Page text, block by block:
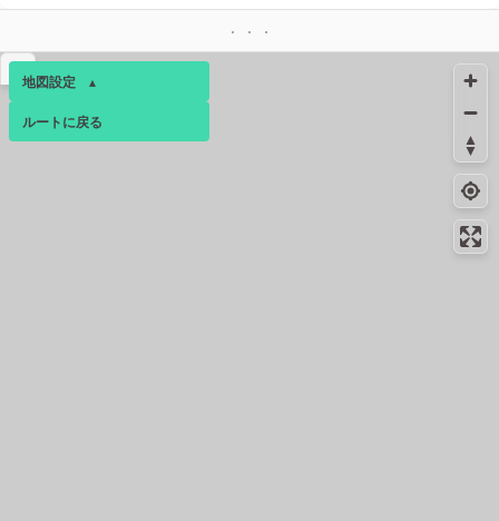
地図設定 ▴
ベース ▴
ルートに戻る